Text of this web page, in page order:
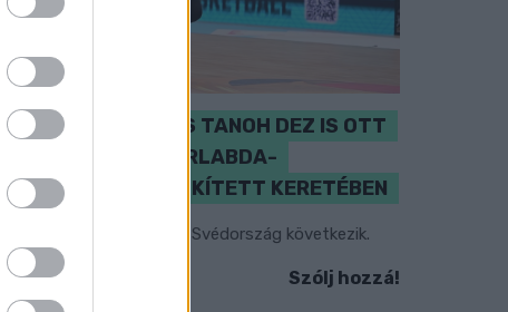
PERL, VÁRADI ÉS TANOH DEZ IS OTT
VAN A FÉRFI KOSÁRLABDA-
VÁLOGATOTT SZŰKÍTETT KERETÉBEN
Észtország, Szlovénia és Svédország következik.
Szólj hozzá!